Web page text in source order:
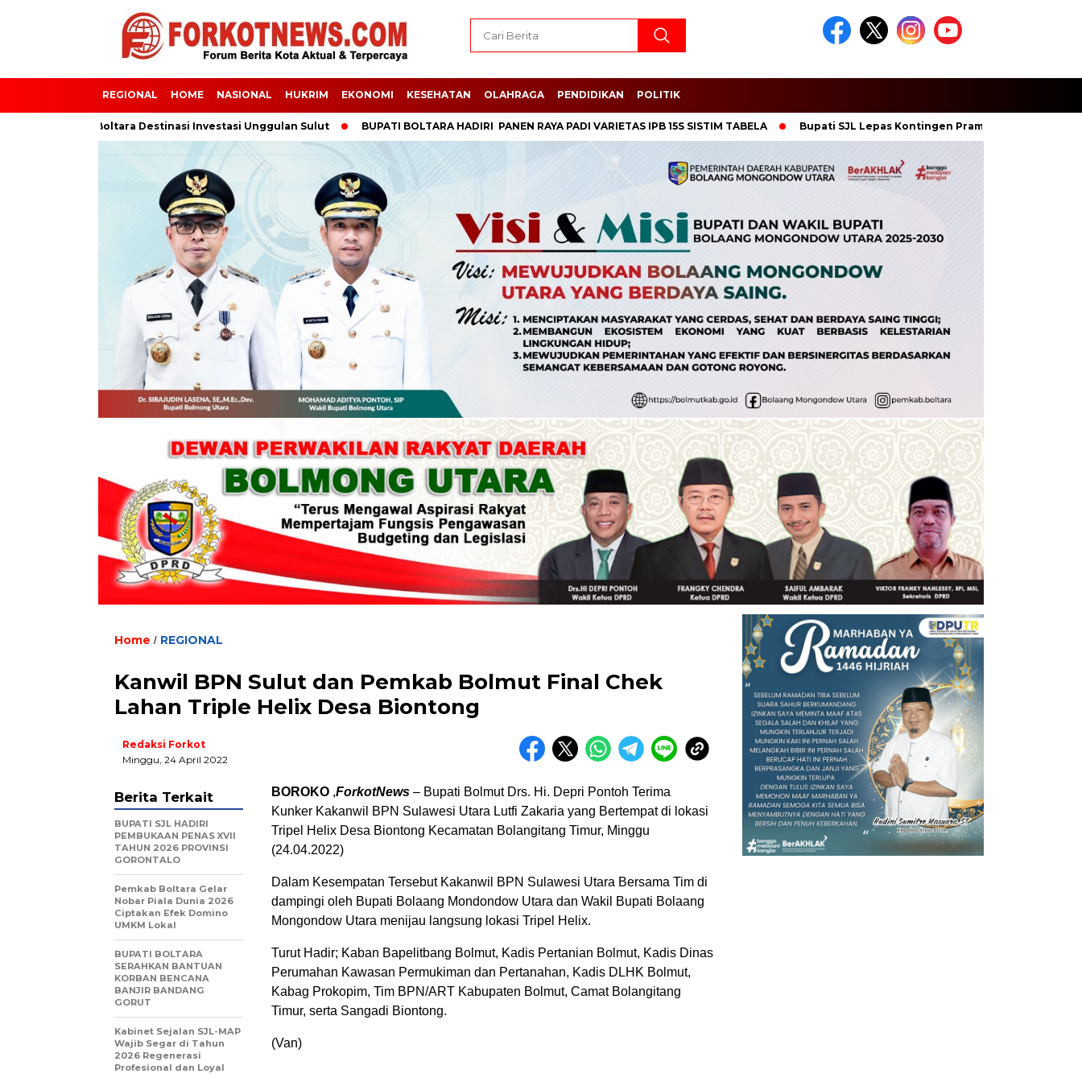
REGIONAL HOME NASIONAL HUKRIM EKONOMI KESEHATAN OLAHRAGA PENDIDIKAN POLITIK
Jadikan Boltara Destinasi Investasi Unggulan Sulut BUPATI BOLTARA HADIRI PANEN RAYA PADI VARIETAS IPB 15S SISTIM TABELA Bupati SJL Lepas Kontingen Pramuka Boltara untuk
Home / REGIONAL
Kanwil BPN Sulut dan Pemkab Bolmut Final Chek
Lahan Triple Helix Desa Biontong
Redaksi Forkot
Minggu, 24 April 2022
BOROKO ,ForkotNews – Bupati Bolmut Drs. Hi. Depri Pontoh Terima
Kunker Kakanwil BPN Sulawesi Utara Lutfi Zakaria yang Bertempat di lokasi
Tripel Helix Desa Biontong Kecamatan Bolangitang Timur, Minggu
(24.04.2022)
Dalam Kesempatan Tersebut Kakanwil BPN Sulawesi Utara Bersama Tim di
dampingi oleh Bupati Bolaang Mondondow Utara dan Wakil Bupati Bolaang
Mongondow Utara menijau langsung lokasi Tripel Helix.
Turut Hadir; Kaban Bapelitbang Bolmut, Kadis Pertanian Bolmut, Kadis Dinas
Perumahan Kawasan Permukiman dan Pertanahan, Kadis DLHK Bolmut,
Kabag Prokopim, Tim BPN/ART Kabupaten Bolmut, Camat Bolangitang
Timur, serta Sangadi Biontong.
(Van)
Berita Terkait
BUPATI SJL HADIRI
PEMBUKAAN PENAS XVII
TAHUN 2026 PROVINSI
GORONTALO
‎Pemkab Boltara Gelar
Nobar Piala Dunia 2026
Ciptakan Efek Domino
UMKM Lokal
BUPATI BOLTARA
SERAHKAN BANTUAN
KORBAN BENCANA
BANJIR BANDANG
GORUT
Kabinet Sejalan SJL-MAP
Wajib Segar di Tahun
2026 Regenerasi
Profesional dan Loyal